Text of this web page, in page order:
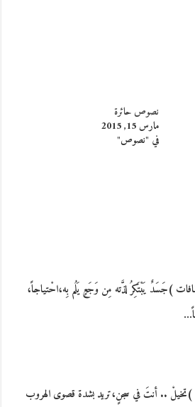
نصوص حائرة
مارس 15, 2015
في "نصوص"
)جَسَدٌ يَبْتَكِرُ لذَّته مِن وَجَعٍ يَلُم بِه،احْتياجاً،
.. أنتَ في سجنٍ،تريد بشدة قصوى الهروب